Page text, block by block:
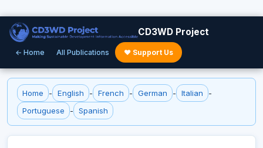
CD3WD Project
← Home All Publications ♥ Support Us
Home - English - French - German - Italian
-
Portuguese
- Spanish